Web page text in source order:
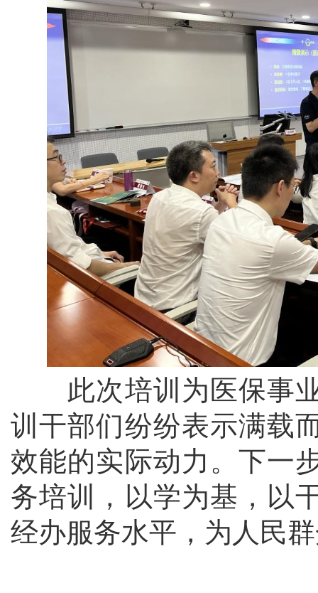
此次培训为医保事业
训干部们纷纷表示满载
效能的实际动力。下一
务培训，以学为基，以
经办服务水平，为人民